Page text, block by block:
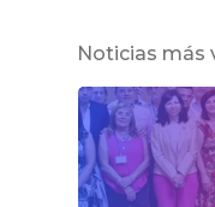
Noticias más